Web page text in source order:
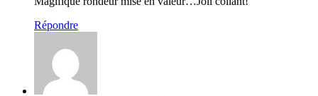
Répondre